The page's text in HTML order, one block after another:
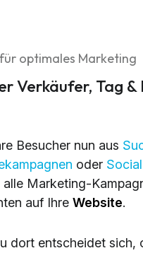
optimales Marketing
Verkäufer, Tag &
Besucher nun aus
oder
alle Marketing-
auf Ihre Website.
dort entscheidet sich,